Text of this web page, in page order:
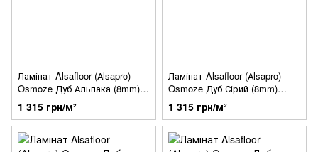
Ламінат Alsafloor (Аlsapro)
Osmoze Дуб Альпака (8mm)
33кл OS436
1 315 грн/м²
Ламінат Alsafloor (Аlsapro)
Osmoze Дуб Сірий (8mm)
33кл OS448
1 315 грн/м²